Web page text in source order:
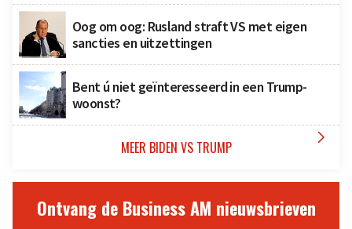
Oog om oog: Rusland straft VS met eigen
sancties en uitzettingen
Bent ú niet geïnteresseerd in een Trump-
woonst?
MEER BIDEN VS TRUMP 
Ontvang de Business AM nieuwsbrieven